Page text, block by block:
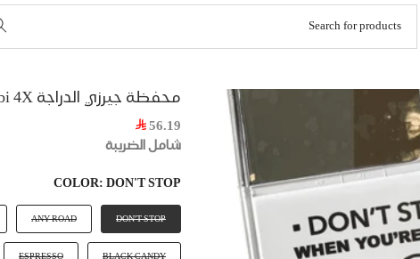
محفظة جيرزي الدراجة Mobi 4X
56.19
شامل الضريبة
COLOR: DON'T STOP
DON'T STOP
ANY ROAD
BLACK CANDY
ESPRESSO